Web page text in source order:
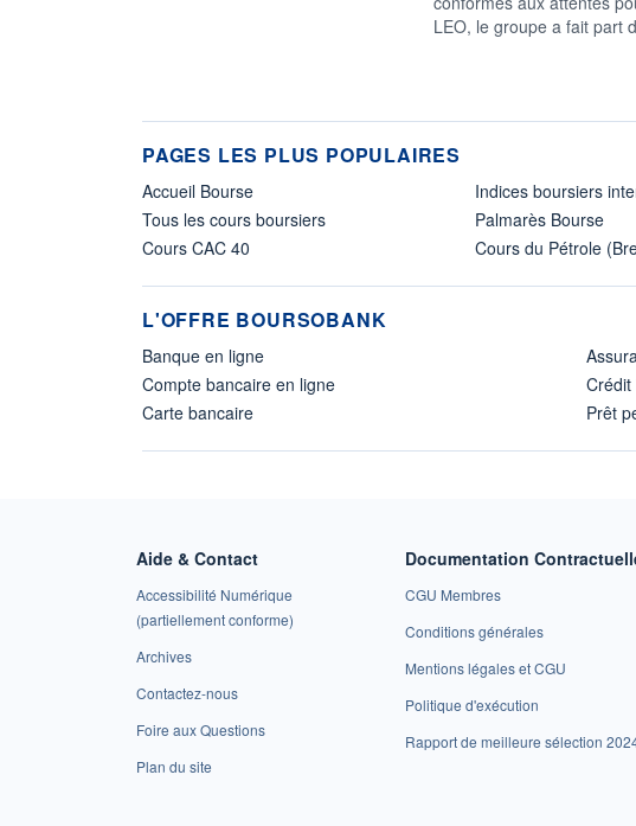
LEO, le groupe a fait part
PAGES LES PLUS POPULAIRES
Accueil Bourse
Tous les cours boursiers
Cours CAC 40
Indices boursiers
Palmarès Bourse
Cours du Pétrole
L'OFFRE BOURSOBANK
Banque en ligne
Compte bancaire en ligne
Carte bancaire
Crédit
Prêt
Aide & Contact
Accessibilité Numérique
(partiellement conforme)
Archives
Contactez-nous
Foire aux Questions
Plan du site
Documentation
CGU Membres
Conditions générales
Mentions légales et CGU
Politique d'exécution
Rapport de meilleure sélection